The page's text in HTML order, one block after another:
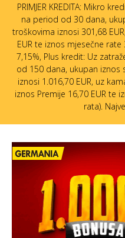
PRIMJER KREDITA: Mikro
na period od 30 dana,
troškovima iznosi 301,68
EUR te iznos mjesečne rate
7,15%, Plus kredit: Uz
od 150 dana, ukupan iznos
iznosi 1.016,70 EUR, uz
iznos Premije 16,70 EUR te
rata).